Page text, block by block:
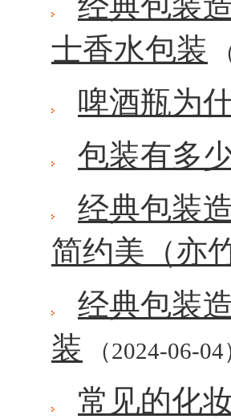
士香水包装
啤酒瓶为
包装有多
经典包装
简约美（亦
经典包装
装 （2024-06-04
常见的化